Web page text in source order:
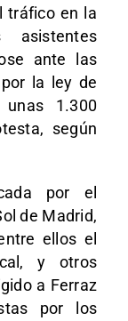
tráfico en la
asistentes
ante las
la ley de
1.300
según
por el
de Madrid,
ellos el
y otros
a Ferraz
por los